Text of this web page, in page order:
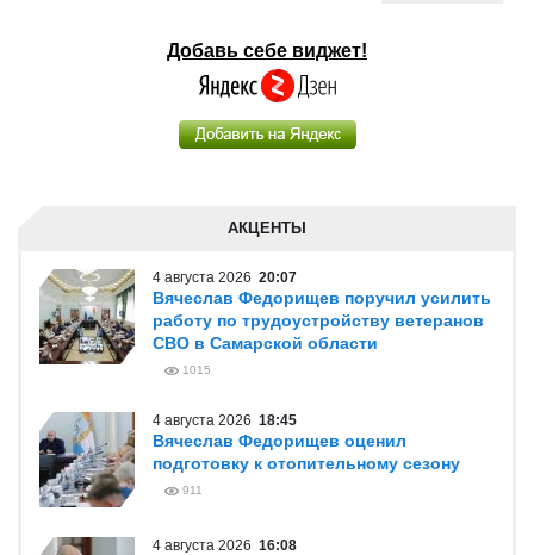
Добавь себе виджет!
АКЦЕНТЫ
4 августа 2026 20:07
Вячеслав Федорищев поручил усилить
работу по трудоустройству ветеранов
СВО в Самарской области
1015
4 августа 2026 18:45
Вячеслав Федорищев оценил
подготовку к отопительному сезону
911
4 августа 2026 16:08